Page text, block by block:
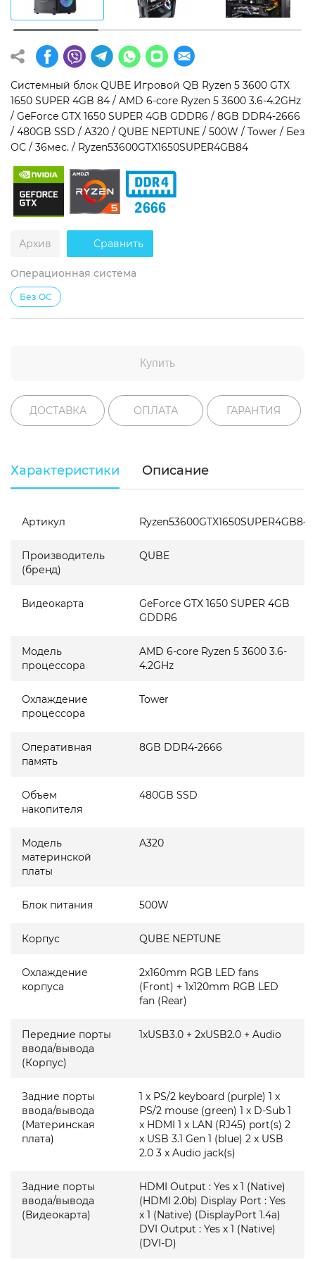
Операционная система
Windows 11 Home
Windows 11 Pro
Без ОС
Тип накопителя
SSD
HDD
SSD + HDD
Дополнительно
RGB-подсветка
Разблокированный множитель CPU
Сверхбыстрый M.2 SSD NVME
Системный блок QUBE Игровой QB Ryzen 5 3600 GTX
1650 SUPER 4GB 84 / AMD 6-core Ryzen 5 3600 3.6-4.2GHz
/ GeForce GTX 1650 SUPER 4GB GDDR6 / 8GB DDR4-2666
/ 480GB SSD / A320 / QUBE NEPTUNE / 500W / Tower / Без
ОС / 36мес. / Ryzen53600GTX1650SUPER4GB84
Архив Сравнить
Операционная система
Без ОС
Купить
ДОСТАВКА ОПЛАТА ГАРАНТИЯ
Характеристики Описание
Артикул Ryzen53600GTX1650SUPER4GB84
Производитель
(бренд)
QUBE
Видеокарта
GeForce GTX 1650 SUPER 4GB
GDDR6
Модель
процессора
AMD 6-core Ryzen 5 3600 3.6-
4.2GHz
Охлаждение
процессора
Tower
Оперативная
память
8GB DDR4-2666
Объем
накопителя
480GB SSD
Модель
материнской
платы
A320
Блок питания 500W
Корпус QUBE NEPTUNE
Охлаждение
корпуса
2x160mm RGB LED fans
(Front) + 1x120mm RGB LED
fan (Rear)
Передние порты
ввода/вывода
(Корпус)
1xUSB3.0 + 2xUSB2.0 + Audio
Задние порты
ввода/вывода
(Материнская
плата)
1 x PS/2 keyboard (purple) 1 x
PS/2 mouse (green) 1 x D-Sub 1
x HDMI 1 x LAN (RJ45) port(s) 2
x USB 3.1 Gen 1 (blue) 2 x USB
2.0 3 x Audio jack(s)
Задние порты
ввода/вывода
(Видеокарта)
HDMI Output : Yes x 1 (Native)
(HDMI 2.0b) Display Port : Yes
x 1 (Native) (DisplayPort 1.4a)
DVI Output : Yes x 1 (Native)
(DVI-D)